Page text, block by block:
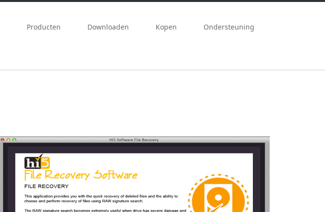
Producten Downloaden Kopen Ondersteuning